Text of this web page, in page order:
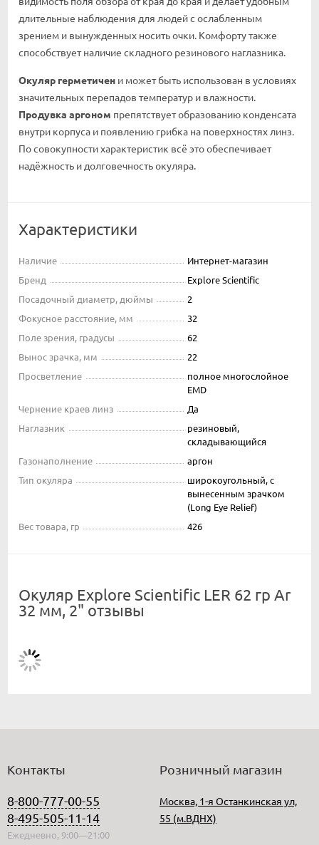
длительные наблюдения для людей с ослабленным
зрением и вынужденных носить очки. Комфорту также
способствует наличие складного резинового наглазника.
Окуляр герметичен и может быть использован в условиях
значительных перепадов температур и влажности.
Продувка аргоном препятствует образованию конденсата
внутри корпуса и появлению грибка на поверхностях линз.
По совокупности характеристик всё это обеспечивает
надёжность и долговечность окуляра.
Характеристики
Наличие
Интернет-магазин
Бренд
Explore Scientific
Посадочный диаметр, дюймы
2
Фокусное расстояние, мм
32
Поле зрения, градусы
62
Вынос зрачка, мм
22
Просветление
полное многослойное
EMD
Чернение краев линз
Да
Наглазник
резиновый,
складывающийся
Газонаполнение
аргон
Тип окуляра
широкоугольный, с
вынесенным зрачком
(Long Eye Relief)
Вес товара, гр
426
Окуляр Explore Scientific LER 62 гр Ar
32 мм, 2" отзывы
Контакты
8-800-777-00-55
8-495-505-11-14
Ежедневно, 9:00—21:00
Розничный магазин
Москва, 1-я Останкинская ул,
55 (м.ВДНХ)